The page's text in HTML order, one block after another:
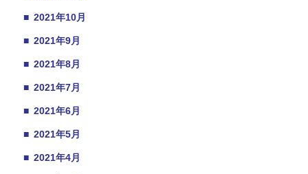
■ 2021年10月
■ 2021年9月
■ 2021年8月
■ 2021年7月
■ 2021年6月
■ 2021年5月
■ 2021年4月